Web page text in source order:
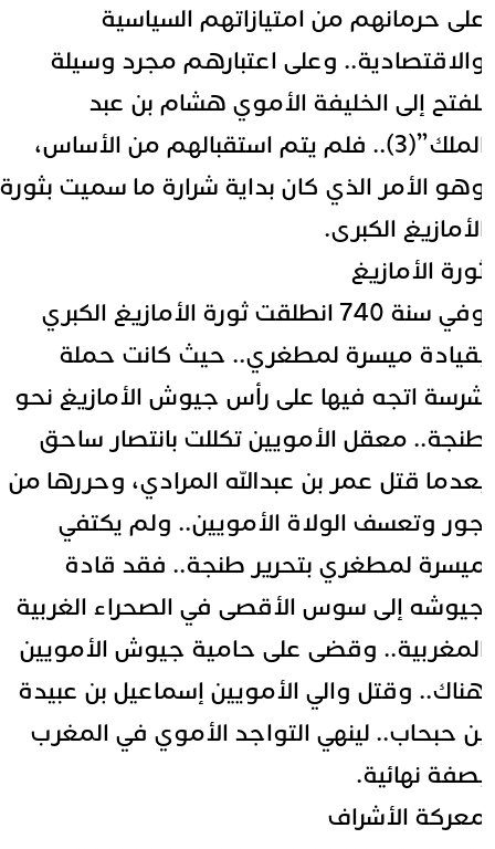
حرمانهم من امتيازاتهم السياسية
وعلى اعتبارهم مجرد وسيلة
إلى الخليفة الأموي هشام بن عبد
فلم يتم استقبالهم من الأساس،
الأمر الذي كان بداية شرارة ما سميت بثورة
الكبرى.
الأمازيغ
وفي سنة 740 انطلقت ثورة الأمازيغ الكبري
ميسرة لمطغري.. حيث كانت حملة
اتجه فيها على رأس جيوش الأمازيغ نحو
معقل الأمويين تكللت بانتصار ساحق
قتل عمر بن عبدالله المرادي، وحررها من
وتعسف الولاة الأمويين.. ولم يكتفي
لمطغري بتحرير طنجة.. فقد قادة
إلى سوس الأقصى في الصحراء الغربية
وقضى على حامية جيوش الأمويين
وقتل والي الأمويين إسماعيل بن عبيدة
حبحاب.. لينهي التواجد الأموي في المغرب
نهائية.
الأشراف